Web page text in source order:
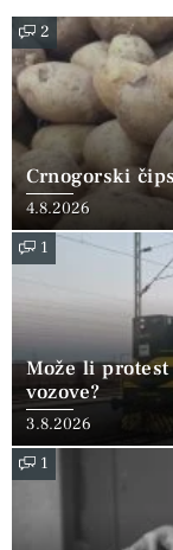
2
Crnogorski
4.8.2026
1
Može li
vozove?
3.8.2026
1